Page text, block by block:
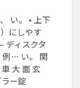
い。 • 上下
にしやす
ディスクタ
例… い。 関
大 面 玄
ー錠